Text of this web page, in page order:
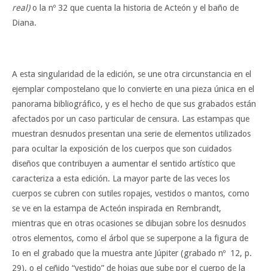
real)o la nº 32 que cuenta la historia de Acteón y el baño de
Diana.
A esta singularidad de la edición, se une otra circunstancia en el
ejemplar compostelano que lo convierte en una pieza única en el
panorama bibliográfico, y es el hecho de que sus grabados están
afectados por un caso particular de censura. Las estampas que
muestran desnudos presentan una serie de elementos utilizados
para ocultar la exposición de los cuerpos que son cuidados
diseños que contribuyen a aumentar el sentido artístico que
caracteriza a esta edición. La mayor parte de las veces los
cuerpos se cubren con sutiles ropajes, vestidos o mantos, como
se ve en la estampa de Acteón inspirada en Rembrandt,
mientras que en otras ocasiones se dibujan sobre los desnudos
otros elementos, como el árbol que se superpone a la figura de
Io en el grabado que la muestra ante Júpiter (grabado nº 12, p.
29), o el ceñido “vestido” de hojas que sube por el cuerpo de la